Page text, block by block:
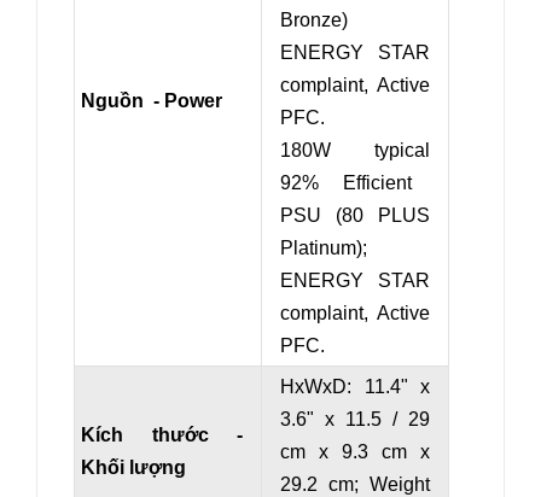
Nguồn - Power
Bronze)
ENERGY STAR
complaint, Active
PFC.
180W typical
92% Efficient
PSU (80
PLUS
Platinum);
ENERGY STAR
complaint, Active
PFC.
Kích thước -
Khối lượng
HxWxD: 11.4" x
3.6" x 11.5 / 29
cm x 9.3 cm x
29.2 cm; Weight